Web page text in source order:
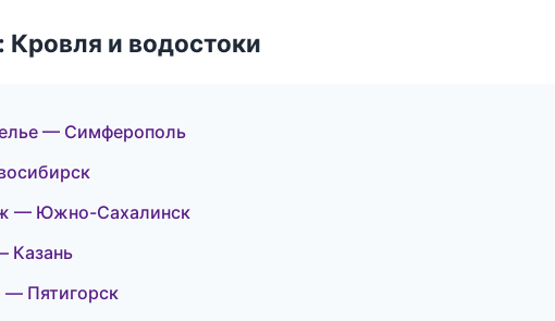
и водостоки
— Симферополь
— Южно-Сахалинск
Казань
— Пятигорск